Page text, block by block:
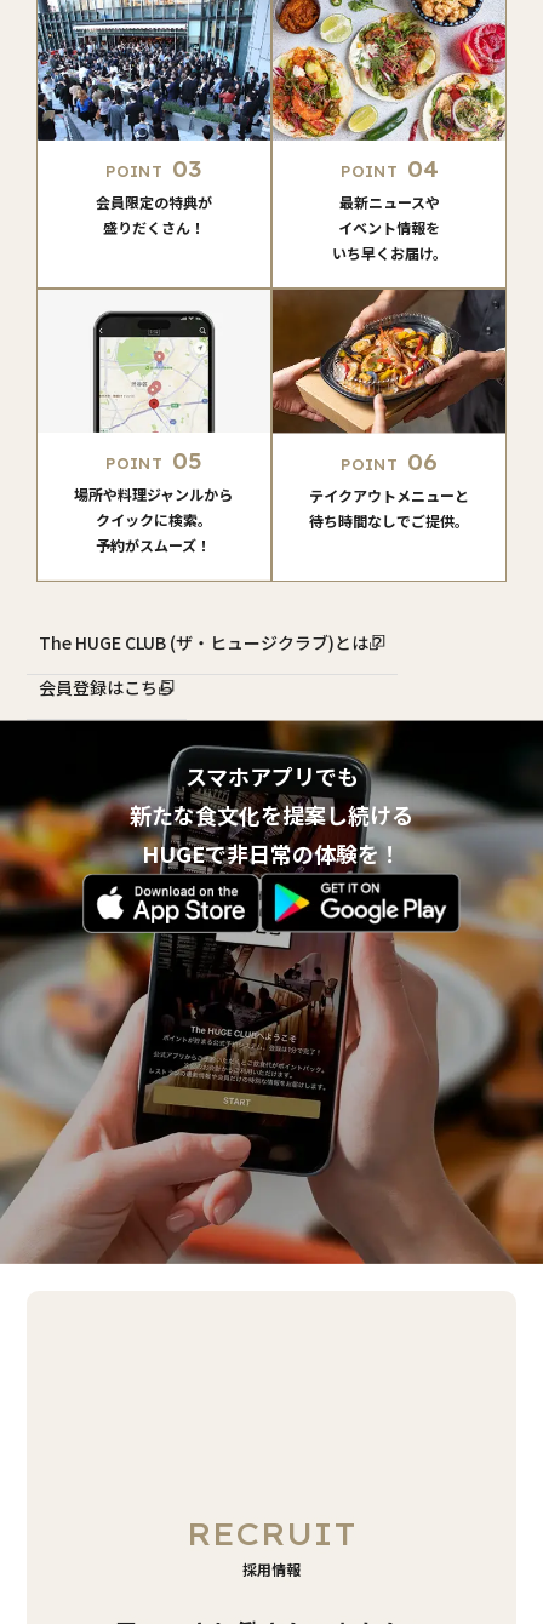
POINT 03
会員限定の特典が
盛りだくさん！
POINT 04
最新ニュースや
イベント情報を
いち早くお届け。
POINT 05
場所や料理ジャンルから
クイックに検索。
予約がスムーズ！
POINT 06
テイクアウトメニューと
待ち時間なしでご提供。
The HUGE CLUB (ザ・ヒュージクラブ)とは？
会員登録はこちら
スマホアプリでも
新たな食文化を提案し続ける
HUGEで非日常の体験を！
RECRUIT
採用情報